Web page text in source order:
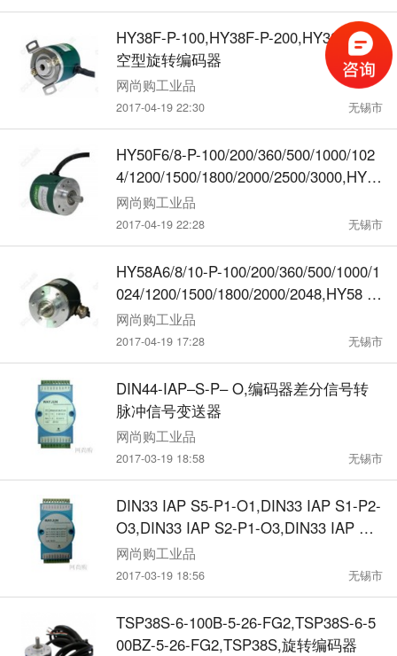
HY38F-P-100,HY38F-P-200,HY38F半中
空型旋转编码器
网尚购工业品
2017-04-19 22:30 无锡市
HY50F6/8-P-100/200/360/500/1000/102
4/1200/1500/1800/2000/2500/3000,HY50
编码器
网尚购工业品
2017-04-19 22:28 无锡市
HY58A6/8/10-P-100/200/360/500/1000/1
024/1200/1500/1800/2000/2048,HY58 旋
转编码器
网尚购工业品
2017-04-19 17:28 无锡市
DIN44-IAP–S-P– O,编码器差分信号转
脉冲信号变送器
网尚购工业品
2017-03-19 18:58 无锡市
DIN33 IAP S5-P1-O1,DIN33 IAP S1-P2-
O3,DIN33 IAP S2-P1-O3,DIN33 IAP S2-
P2-O4,DIN33 编码器差分信号转脉冲信
号变送器.
网尚购工业品
2017-03-19 18:56 无锡市
TSP38S-6-100B-5-26-FG2,TSP38S-6-5
00BZ-5-26-FG2,TSP38S,旋转编码器